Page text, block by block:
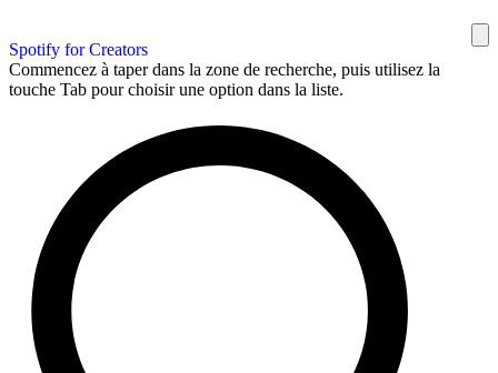
Spotify for Creators
Commencez à taper dans la zone de recherche, puis utilisez la
touche Tab pour choisir une option dans la liste.